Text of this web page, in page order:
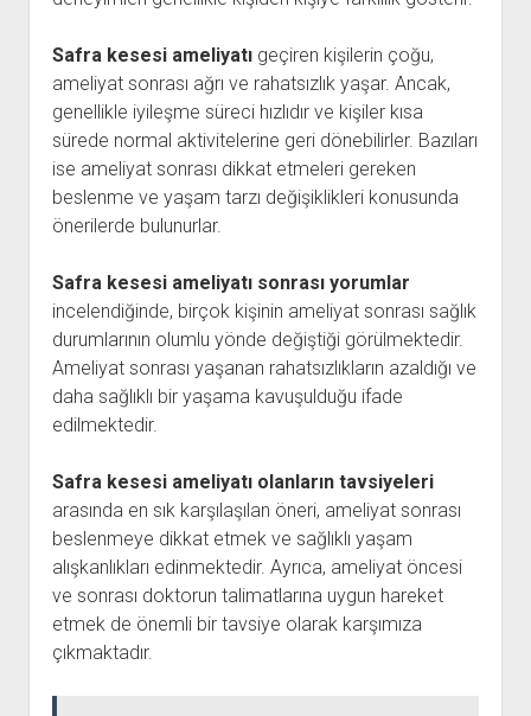
Safra kesesi ameliyatıgeçiren kişilerin çoğu,
ameliyat sonrası ağrı ve rahatsızlık yaşar. Ancak,
genellikle iyileşme süreci hızlıdır ve kişiler kısa
sürede normal aktivitelerine geri dönebilirler. Bazıları
ise ameliyat sonrası dikkat etmeleri gereken
beslenme ve yaşam tarzı değişiklikleri konusunda
önerilerde bulunurlar.
Safra kesesi ameliyatı sonrası yorumlar
incelendiğinde, birçok kişinin ameliyat sonrası sağlık
durumlarının olumlu yönde değiştiği görülmektedir.
Ameliyat sonrası yaşanan rahatsızlıkların azaldığı ve
daha sağlıklı bir yaşama kavuşulduğu ifade
edilmektedir.
Safra kesesi ameliyatı olanların tavsiyeleri
arasında en sık karşılaşılan öneri, ameliyat sonrası
beslenmeye dikkat etmek ve sağlıklı yaşam
alışkanlıkları edinmektedir. Ayrıca, ameliyat öncesi
ve sonrası doktorun talimatlarına uygun hareket
etmek de önemli bir tavsiye olarak karşımıza
çıkmaktadır.